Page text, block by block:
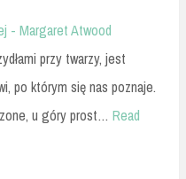
- Margaret Atwood
przy twarzy, jest
po którym się nas poznaje.
u góry prost… Read